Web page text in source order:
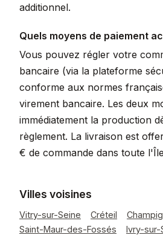
additionnel.
Quels moyens de paiement
Vous pouvez régler votre
bancaire (via la plateforme
conforme aux normes
virement bancaire. Les deux
immédiatement la production
règlement. La livraison est
€ de commande dans toute
Villes voisines
Vitry-sur-Seine Créteil
Saint-Maur-des-Fossés
Ivry-sur-